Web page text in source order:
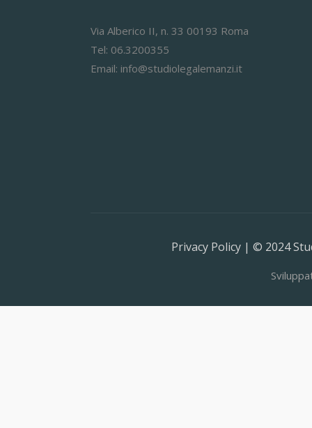
Via Alberico II, n. 33 00193 Roma
Tel: 06.3200355
Email: info@studiolegalemanzi.it
Privacy Policy | © 2024